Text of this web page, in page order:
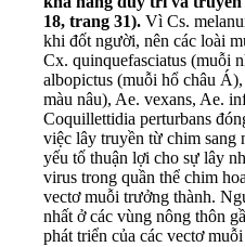
18, trang 31). Vì Cs.
khi đốt người, nên các loài
Cx. quinquefasciatus (muỗi
albopictus (muỗi hổ châu
màu nâu), Ae. vexans, Ae.
Coquillettidia perturbans
việc lây truyền từ chim sang
yếu tố thuận lợi cho sự lây
virus trong quần thể chim
vectơ muỗi trưởng thành.
nhất ở các vùng nông thôn
phát triển của các vectơ